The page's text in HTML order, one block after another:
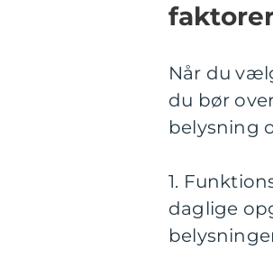
Når du
du bør
belysning
1.
daglige